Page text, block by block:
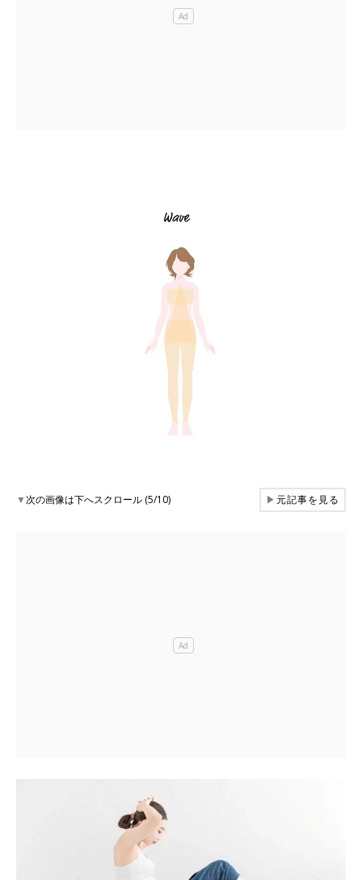
▼次の画像は下へスクロール (5/10) ▶元記事を見る